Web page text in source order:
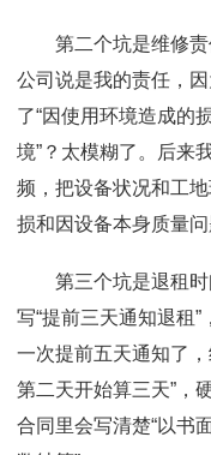
第二个坑是维修
公司说是我的责任，
了“因使用环境造成的
境”？太模糊了。后来
频，把设备状况和工
损和因设备本身质量问
第三个坑是退租
写“提前三天通知退租
一次提前五天通知了
第二天开始算三天”，
合同里会写清楚“以书